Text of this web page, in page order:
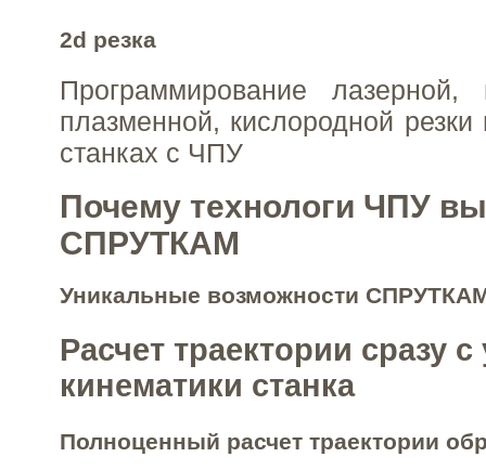
2d резка
Программирование лазерной,
плазменной, кислородной
станках с ЧПУ
Почему технологи ЧПУ
СПРУТКАМ
Уникальные возможности
Расчет траектории сразу
кинематики станка
Полноценный расчет траектории